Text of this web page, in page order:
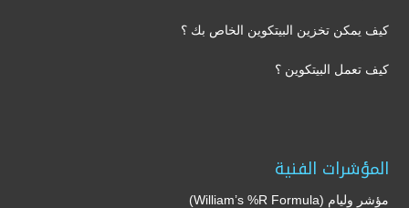
كيف يمكن تخزين البيتكوين الخاص بك ؟
كيف تعمل البيتكوين ؟
المؤشرات الفنية
مؤشر وليام (William’s %R Formula)